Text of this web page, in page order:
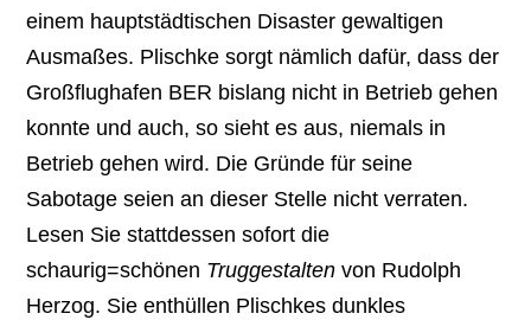
einem hauptstädtischen Disaster gewaltigen
Ausmaßes. Plischke sorgt nämlich dafür, dass der
Großflughafen BER bislang nicht in Betrieb gehen
konnte und auch, so sieht es aus, niemals in
Betrieb gehen wird. Die Gründe für seine
Sabotage seien an dieser Stelle nicht verraten.
Lesen Sie stattdessen sofort die
schaurig=schönen Truggestaltenvon Rudolph
Herzog. Sie enthüllen Plischkes dunkles